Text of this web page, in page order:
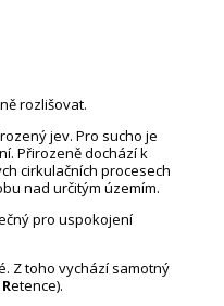
rozlišovat.
jev. Pro sucho je
Přirozeně dochází k
cirkulačních procesech
nad určitým územím.
pro uspokojení
Z toho vychází samotný
Retence).